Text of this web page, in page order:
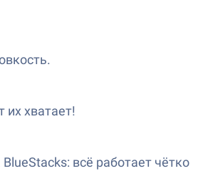
хватает!
всё работает чётко